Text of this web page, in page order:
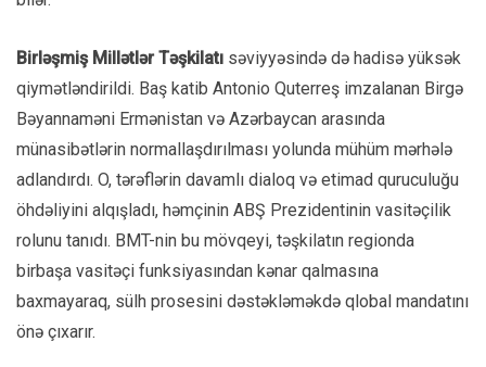
Birləşmiş Millətlər Təşkilatı səviyyəsində də hadisə yüksək
qiymətləndirildi. Baş katib Antonio Quterreş imzalanan Birgə
Bəyannaməni Ermənistan və Azərbaycan arasında
münasibətlərin normallaşdırılması yolunda mühüm mərhələ
adlandırdı. O, tərəflərin davamlı dialoq və etimad quruculuğu
öhdəliyini alqışladı, həmçinin ABŞ Prezidentinin vasitəçilik
rolunu tanıdı. BMT-nin bu mövqeyi, təşkilatın regionda
birbaşa vasitəçi funksiyasından kənar qalmasına
baxmayaraq, sülh prosesini dəstəkləməkdə qlobal mandatını
önə çıxarır.